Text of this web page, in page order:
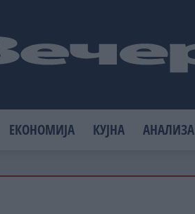
ЕКОНОМИЈА КУЈНА АНАЛИЗА